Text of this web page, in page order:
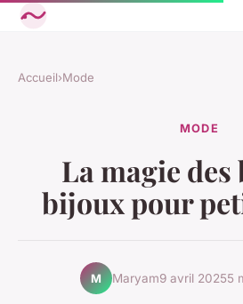
Accueil›Mode
MODE
La magie des
bijoux pour
M Maryam9 avril 20255